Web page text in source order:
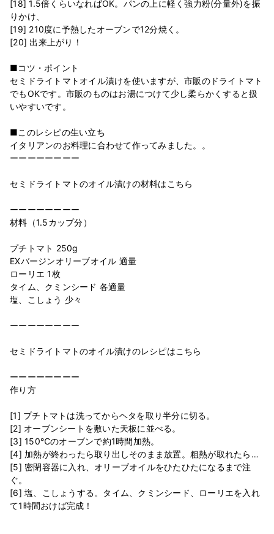
[18] 1.5倍くらいなればOK。パンの上に軽く強力粉(分量外)を振
りかけ、
[19] 210度に予熱したオーブンで12分焼く。
[20] 出来上がり！
■コツ・ポイント
セミドライトマトオイル漬けを使いますが、市販のドライトマト
でもOKです。市販のものはお湯につけて少し柔らかくすると扱
いやすいです。
■このレシピの生い立ち
イタリアンのお料理に合わせて作ってみました。。
ーーーーーーーー
セミドライトマトのオイル漬けの材料はこちら
ーーーーーーーー
材料（1.5カップ分）
プチトマト 250g
EXバージンオリーブオイル 適量
ローリエ 1枚
タイム、クミンシード 各適量
塩、こしょう 少々
ーーーーーーーー
セミドライトマトのオイル漬けのレシピはこちら
ーーーーーーーー
作り方
[1] プチトマトは洗ってからヘタを取り半分に切る。
[2] オーブンシートを敷いた天板に並べる。
[3] 150℃のオーブンで約1時間加熱。
[4] 加熱が終わったら取り出しそのまま放置。粗熱が取れたら…
[5] 密閉容器に入れ、オリーブオイルをひたひたになるまで注
ぐ。
[6] 塩、こしょうする。タイム、クミンシード、ローリエを入れ